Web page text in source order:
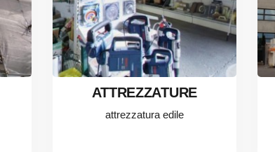
ATTREZZATURE
attrezzatura edile